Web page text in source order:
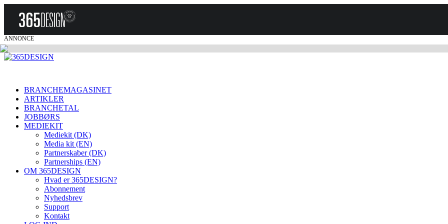
ANNONCE
BRANCHEMAGASINET
ARTIKLER
BRANCHETAL
JOBBØRS
MEDIEKIT
Mediekit (DK)
Media kit (EN)
Partnerskaber (DK)
Partnerships (EN)
OM 365DESIGN
Hvad er 365DESIGN?
Abonnement
Nyhedsbrev
Support
Kontakt